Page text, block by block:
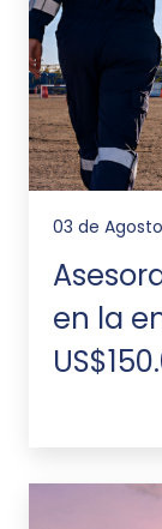
03 de
en la